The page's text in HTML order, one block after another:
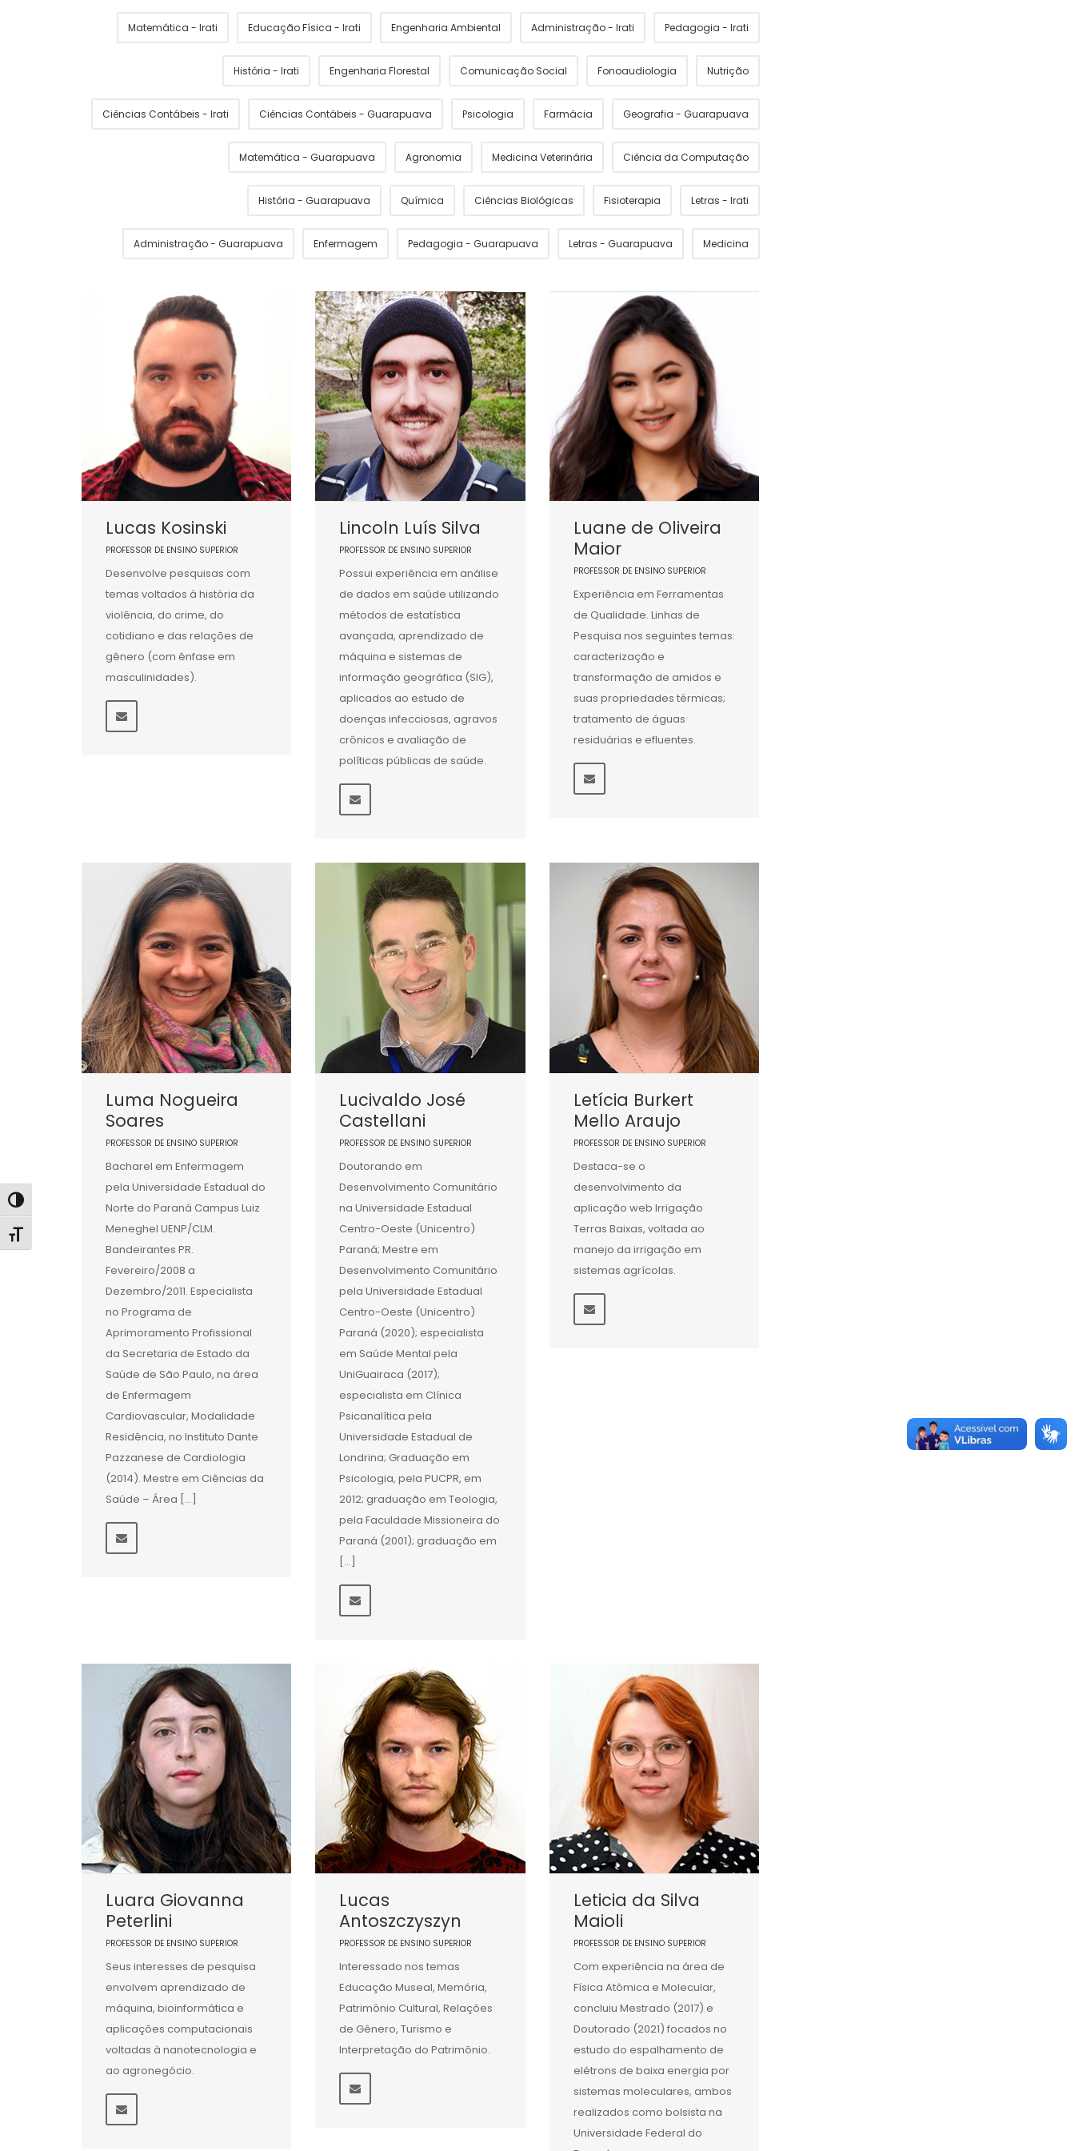
Alternar alto contraste
Alternar tamanho da fonte
Matemática - Irati Educação Física - Irati Engenharia Ambiental Administração - Irati Pedagogia - Irati
História - Irati Engenharia Florestal Comunicação Social Fonoaudiologia Nutrição
Ciências Contábeis - Irati Ciências Contábeis - Guarapuava Psicologia Farmácia Geografia - Guarapuava
Matemática - Guarapuava Agronomia Medicina Veterinária Ciência da Computação
História - Guarapuava Química Ciências Biológicas Fisioterapia Letras - Irati
Administração - Guarapuava Enfermagem Pedagogia - Guarapuava Letras - Guarapuava Medicina
Lucas Kosinski
PROFESSOR DE ENSINO SUPERIOR
Desenvolve pesquisas com
temas voltados à história da
violência, do crime, do
cotidiano e das relações de
gênero (com ênfase em
masculinidades).
Lincoln Luís Silva
PROFESSOR DE ENSINO SUPERIOR
Possui experiência em análise
de dados em saúde utilizando
métodos de estatística
avançada, aprendizado de
máquina e sistemas de
informação geográfica (SIG),
aplicados ao estudo de
doenças infecciosas, agravos
crônicos e avaliação de
políticas públicas de saúde.
Luane de Oliveira
Maior
PROFESSOR DE ENSINO SUPERIOR
Experiência em Ferramentas
de Qualidade. Linhas de
Pesquisa nos seguintes temas:
caracterização e
transformação de amidos e
suas propriedades térmicas;
tratamento de águas
residuárias e efluentes.
Luma Nogueira
Soares
PROFESSOR DE ENSINO SUPERIOR
Bacharel em Enfermagem
pela Universidade Estadual do
Norte do Paraná Campus Luiz
Meneghel UENP/CLM.
Bandeirantes PR.
Fevereiro/2008 a
Dezembro/2011. Especialista
no Programa de
Aprimoramento Profissional
da Secretaria de Estado da
Saúde de São Paulo, na área
de Enfermagem
Cardiovascular, Modalidade
Residência, no Instituto Dante
Pazzanese de Cardiologia
(2014). Mestre em Ciências da
Saúde – Área […]
Lucivaldo José
Castellani
PROFESSOR DE ENSINO SUPERIOR
Doutorando em
Desenvolvimento Comunitário
na Universidade Estadual
Centro-Oeste (Unicentro)
Paraná; Mestre em
Desenvolvimento Comunitário
pela Universidade Estadual
Centro-Oeste (Unicentro)
Paraná (2020); especialista
em Saúde Mental pela
UniGuairaca (2017);
especialista em Clínica
Psicanalítica pela
Universidade Estadual de
Londrina; Graduação em
Psicologia, pela PUCPR, em
2012; graduação em Teologia,
pela Faculdade Missioneira do
Paraná (2001); graduação em
[…]
Letícia Burkert
Mello Araujo
PROFESSOR DE ENSINO SUPERIOR
Destaca-se o
desenvolvimento da
aplicação web Irrigação
Terras Baixas, voltada ao
manejo da irrigação em
sistemas agrícolas.
Luara Giovanna
Peterlini
PROFESSOR DE ENSINO SUPERIOR
Seus interesses de pesquisa
envolvem aprendizado de
máquina, bioinformática e
aplicações computacionais
voltadas à nanotecnologia e
ao agronegócio.
Lucas
Antoszczyszyn
PROFESSOR DE ENSINO SUPERIOR
Interessado nos temas
Educação Museal, Memória,
Patrimônio Cultural, Relações
de Gênero, Turismo e
Interpretação do Patrimônio.
Leticia da Silva
Maioli
PROFESSOR DE ENSINO SUPERIOR
Com experiência na área de
Física Atômica e Molecular,
concluiu Mestrado (2017) e
Doutorado (2021) focados no
estudo do espalhamento de
elétrons de baixa energia por
sistemas moleculares, ambos
realizados como bolsista na
Universidade Federal do